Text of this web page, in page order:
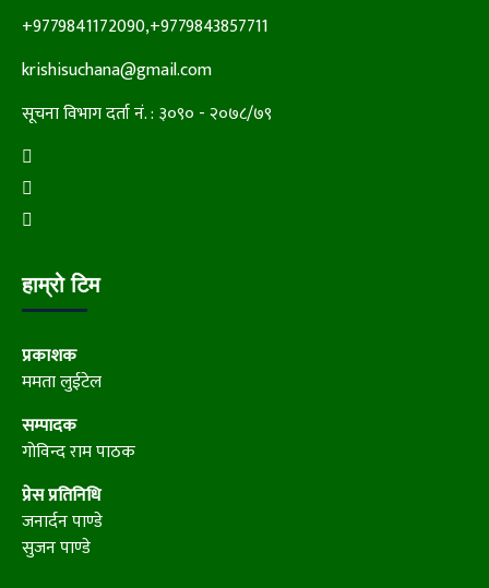
+9779841172090,+9779843857711
krishisuchana@gmail.com
सूचना विभाग दर्ता नं. : ३०९० - २०७८/७९
हाम्रो टिम
प्रकाशक
ममता लुईटेल
सम्पादक
गोविन्द राम पाठक
प्रेस प्रतिनिधि
जनार्दन पाण्डे
सुजन पाण्डे